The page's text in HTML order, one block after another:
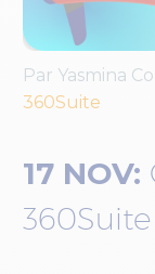
Par Yasmina
360Suite
17 NOV: